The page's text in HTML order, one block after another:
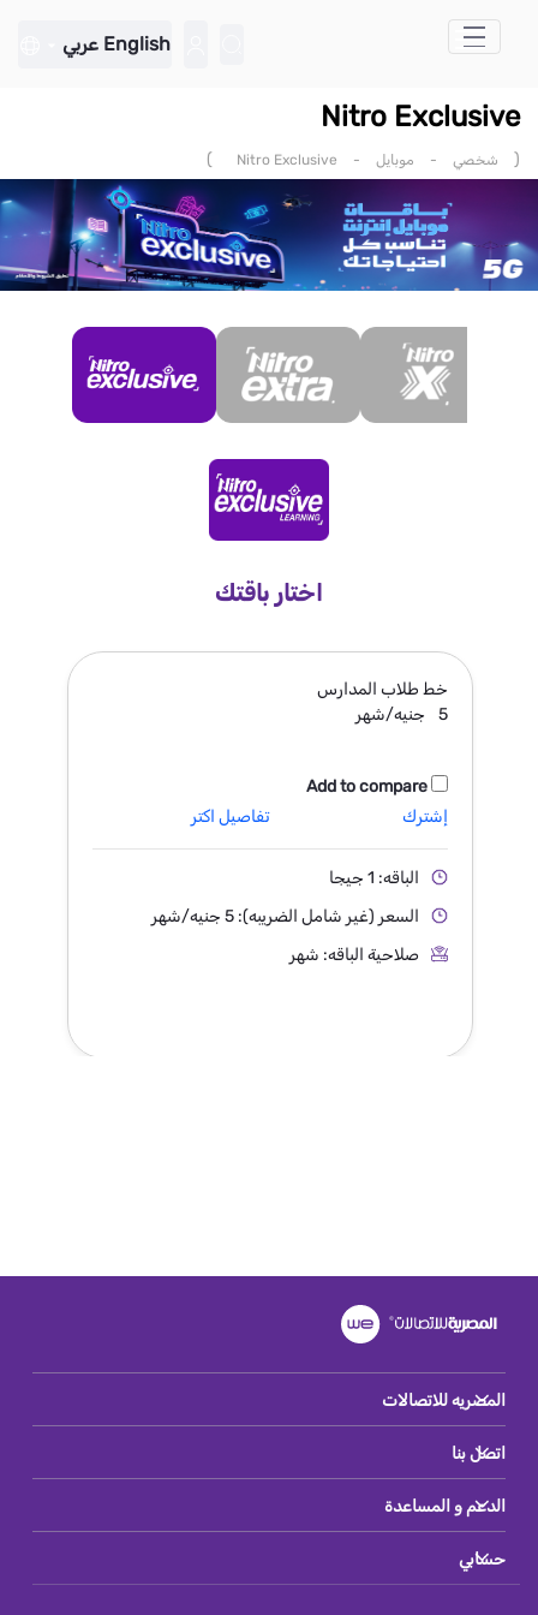
تخطي إلى المحتوى الرئيسي
English عربي
Nitro Exclusive
( شخصي - موبايل -
Nitro Exclusive
)
اختار باقتك
خط طلاب المدارس
5
جنيه/شهر
Add to compare
إشترك
تفاصيل اكتر
الباقه: 1 جيجا
السعر (غير شامل الضريبه): 5 جنيه/شهر
صلاحية الباقه: شهر
المصريه للاتصالات
اتصل بنا
الدعم و المساعدة
حسابي